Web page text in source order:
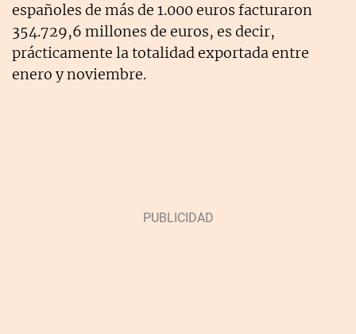
españoles de más de 1.000 euros facturaron
354.729,6 millones de euros, es decir,
prácticamente la totalidad exportada entre
enero y noviembre.